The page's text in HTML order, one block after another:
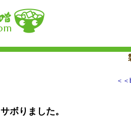
＜
サボりました。